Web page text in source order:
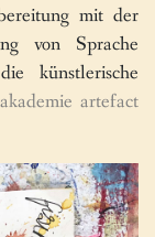
mit der
von Sprache
künstlerische
artefact